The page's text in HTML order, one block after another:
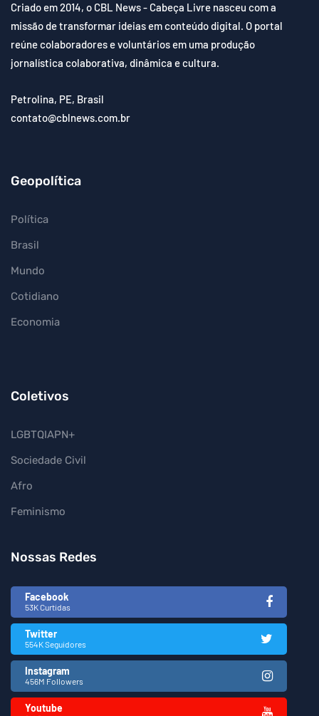
Criado em 2014, o CBL News - Cabeça Livre nasceu com a
missão de transformar ideias em conteúdo digital. O portal
reúne colaboradores e voluntários em uma produção
jornalística colaborativa, dinâmica e cultura.
Petrolina, PE, Brasil
contato@cblnews.com.br
Geopolítica
Política
Brasil
Mundo
Cotidiano
Economia
Coletivos
LGBTQIAPN+
Sociedade Civil
Afro
Feminismo
Nossas Redes
Facebook
53K Curtidas
Twitter
554K Seguidores
Instagram
456M Followers
Youtube